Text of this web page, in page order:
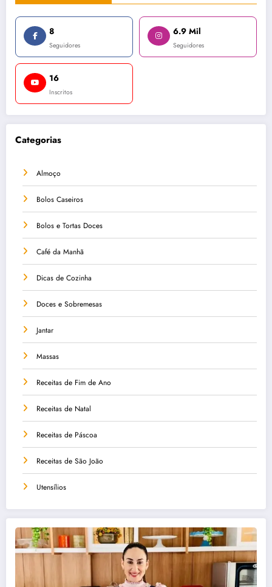
8
Seguidores
6.9 Mil
Seguidores
16
Inscritos
Categorias
Almoço
Bolos Caseiros
Bolos e Tortas Doces
Café da Manhã
Dicas de Cozinha
Doces e Sobremesas
Jantar
Massas
Receitas de Fim de Ano
Receitas de Natal
Receitas de Páscoa
Receitas de São João
Utensílios